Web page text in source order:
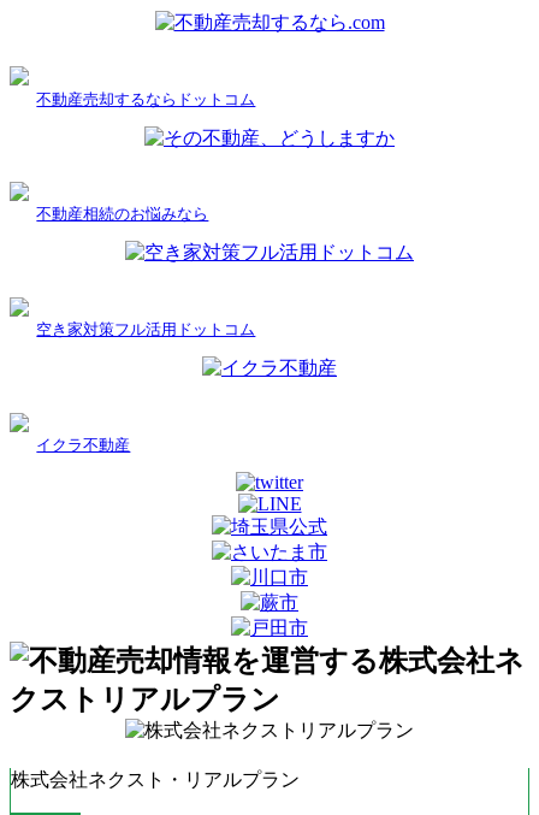
不動産売却するならドットコム
不動産相続のお悩みなら
空き家対策フル活用ドットコム
イクラ不動産
株式会社ネクスト・リアルプラン